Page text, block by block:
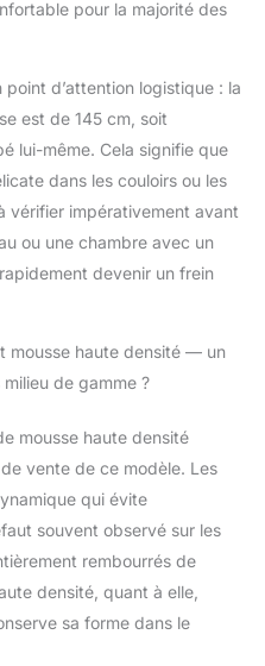
assure un
reste stable au
du temps, sans
rapide,
profiter
de vos
de détente,
【Structure
cadre en bois solide
pieds en bois
offre une
stabilité au
protection limitent
rayures sur le sol,
que la
renforcée
à une
durable dans
pour la majorité des
d’attention logistique : la
est de 145 cm, soit
lui-même. Cela signifie que
dans les couloirs ou les
vérifier impérativement avant
ou une chambre avec un
devenir un frein
mousse haute densité — un
de gamme ?
mousse haute densité
vente de ce modèle. Les
qui évite
souvent observé sur les
rembourrés de
densité, quant à elle,
sa forme dans le